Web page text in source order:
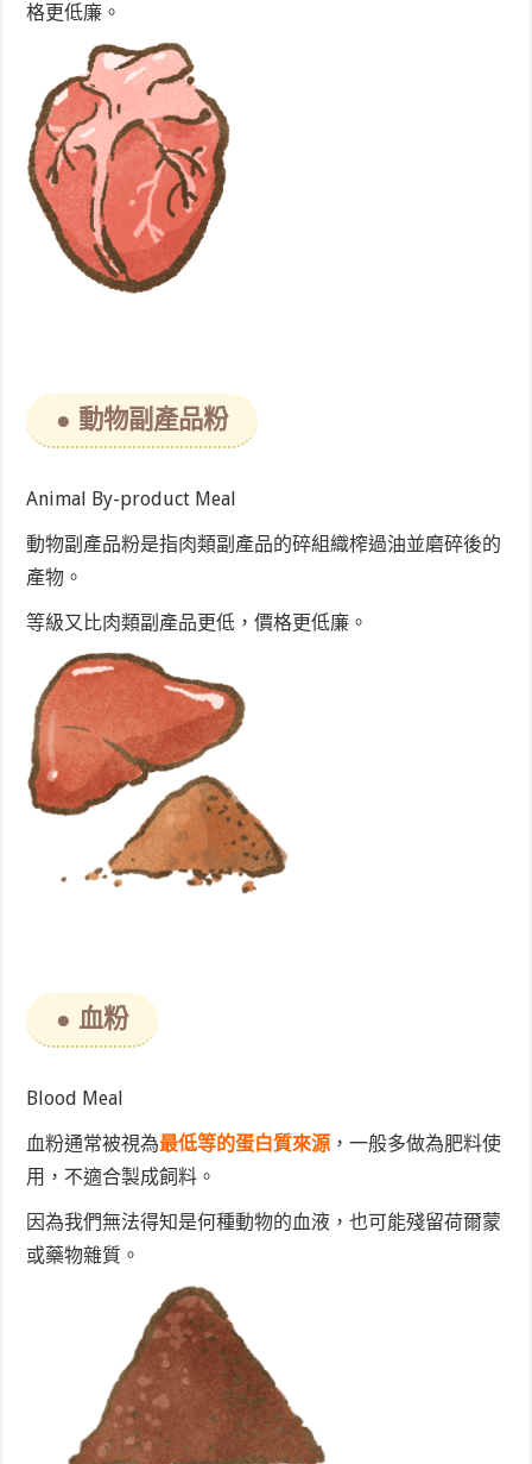
格更低廉。
● 動物副產品粉
Animal By-product Meal
動物副產品粉是指肉類副產品的碎組織榨過油並磨碎後的
產物。
等級又比肉類副產品更低，價格更低廉。
● 血粉
Blood Meal
血粉通常被視為最低等的蛋白質來源 ，一般多做為肥料使
用，不適合製成飼料。
因為我們無法得知是何種動物的血液，也可能殘留荷爾蒙
或藥物雜質。